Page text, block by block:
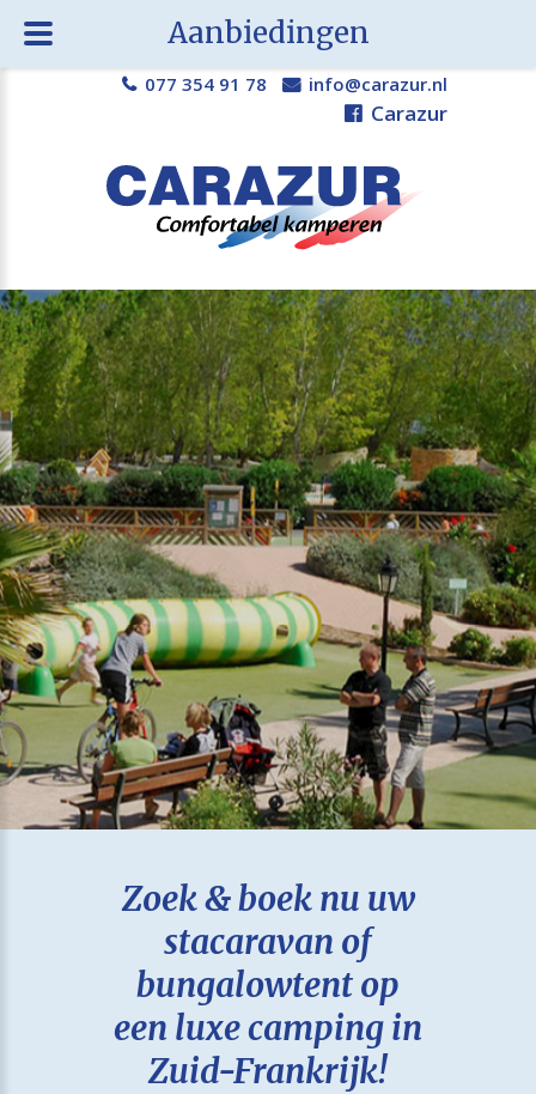
077 354 91 78 info@carazur.nl
Carazur
Zoek & boek nu uw
stacaravan of
bungalowtent op
een luxe camping in
Zuid-Frankrijk!
Aanbiedingen